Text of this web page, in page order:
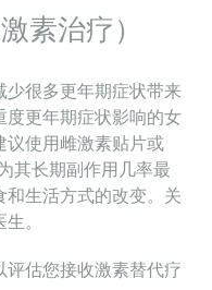
素治疗）
少很多更年期症状带来
度更年期症状影响的女
议使用雌激素贴片或
其长期副作用几率最
生活方式的改变。关
。
估您接收激素替代疗